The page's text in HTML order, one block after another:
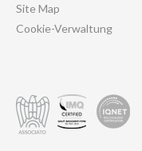
Site Map
Cookie-Verwaltung